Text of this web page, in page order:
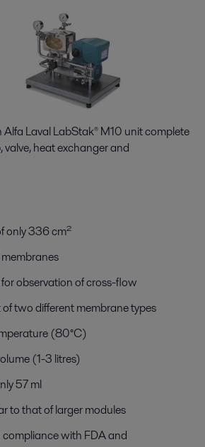
Laval LabStak® M10 unit complete
heat exchanger and
only 336 cm²
observation of cross-flow
two different membrane types
(80°C)
(1-3 litres)
57 ml
to that of larger modules
with FDA and